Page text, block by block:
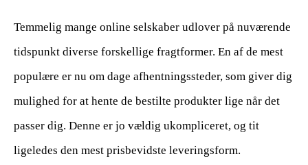
Temmelig mange online selskaber udlover på nuværende
tidspunkt diverse forskellige fragtformer. En af de mest
populære er nu om dage afhentningssteder, som giver dig
mulighed for at hente de bestilte produkter lige når det
passer dig. Denne er jo vældig ukompliceret, og tit
ligeledes den mest prisbevidste leveringsform.